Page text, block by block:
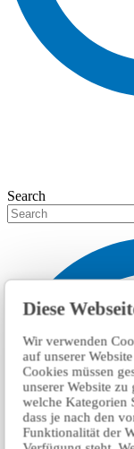
Diese
Wir verwenden
auf unserer
Cookies müssen
unserer Website
welche Kategorien
dass je nach den
Funktionalität der
Search